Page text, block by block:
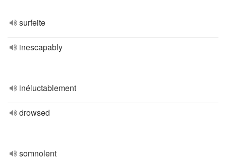
surfeite
inescapably
inéluctablement
drowsed
somnolent